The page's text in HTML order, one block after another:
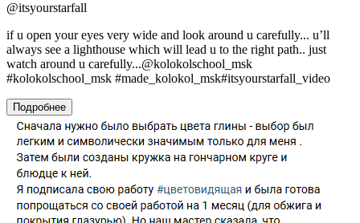
@itsyourstarfall
if u open your eyes very wide and look around u carefully... u’ll
always see a lighthouse which will lead u to the right path.. just
watch around u carefully...@kolokolschool_msk
#kolokolschool_msk #made_kolokol_msk#itsyourstarfall_video
Подробнее